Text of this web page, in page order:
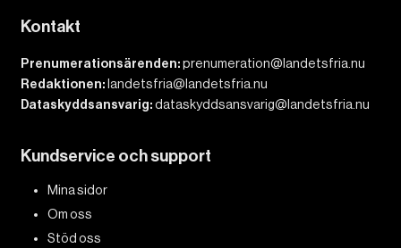
Kontakt
Prenumerationsärenden:prenumeration@landetsfria.nu
Redaktionen: landetsfria@landetsfria.nu
Dataskyddsansvarig:dataskyddsansvarig@landetsfria.nu
Kundservice och support
Mina sidor
Om oss
Stöd oss